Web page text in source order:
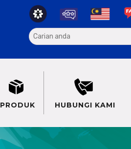
PRODUK HUBUNGI KAMI